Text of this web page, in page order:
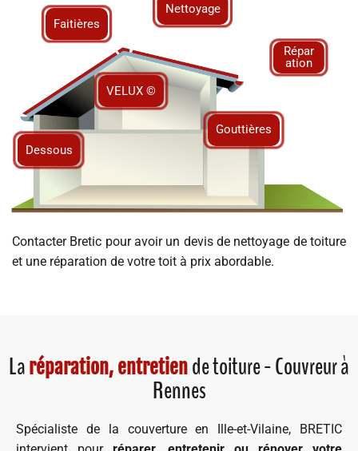
Nettoyage
VELUX ©
Gouttières
Répar
ation
Faitières
Dessous
Contacter Bretic pour avoir un devis de nettoyage de toiture
et une réparation de votre toit à prix abordable.
La réparation, entretien de toiture - Couvreur à
Rennes
Spécialiste de la couverture en Ille-et-Vilaine, BRETIC